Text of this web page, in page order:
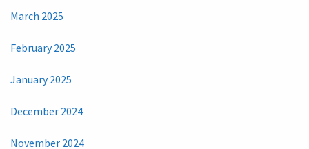
March 2025
February 2025
January 2025
December 2024
November 2024